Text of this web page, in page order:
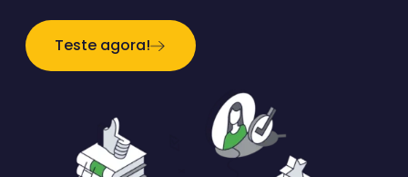
Teste agora!